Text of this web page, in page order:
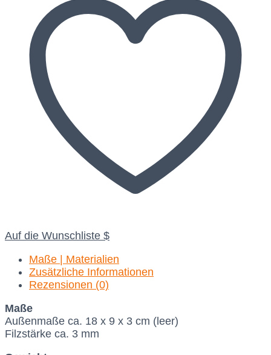
Auf die Wunschliste
Maße | Materialien
Zusätzliche Informationen
Rezensionen (0)
Maße
Außenmaße ca. 18 x 9 x 3 cm (leer)
Filzstärke ca. 3 mm